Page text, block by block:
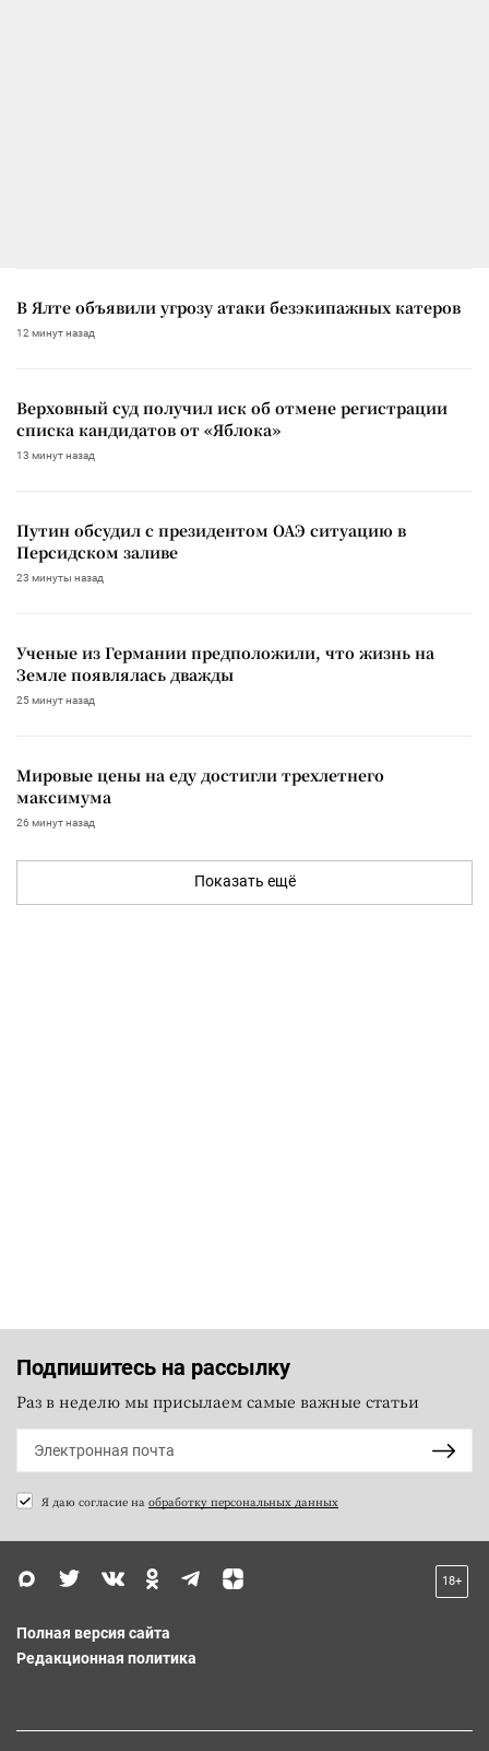
В Ялте объявили угрозу атаки безэкипажных катеров
12 минут назад
Верховный суд получил иск об отмене регистрации
списка кандидатов от «Яблока»
13 минут назад
Путин обсудил с президентом ОАЭ ситуацию в
Персидском заливе
23 минуты назад
Ученые из Германии предположили, что жизнь на
Земле появлялась дважды
25 минут назад
Мировые цены на еду достигли трехлетнего
максимума
26 минут назад
Показать ещё
Подпишитесь на рассылку
Раз в неделю мы присылаем самые важные статьи
Я даю согласие на обработку персональных данных
18+
Полная версия сайта
Редакционная политика